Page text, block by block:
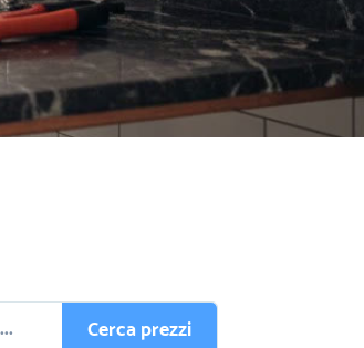
Cerca prezzi